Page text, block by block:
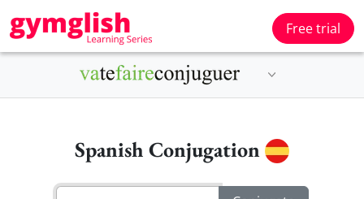
Free trial
Spanish Conjugation